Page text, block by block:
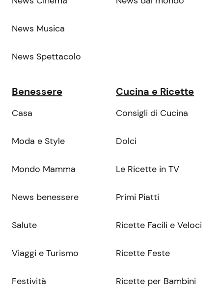
News Musica
News Spettacolo
Benessere
Casa
Moda e Style
Mondo Mamma
News benessere
Salute
Viaggi e Turismo
Festività
Cucina e Ricette
Consigli di Cucina
Dolci
Le Ricette in TV
Primi Piatti
Ricette Facili e Veloci
Ricette Feste
Ricette per Bambini